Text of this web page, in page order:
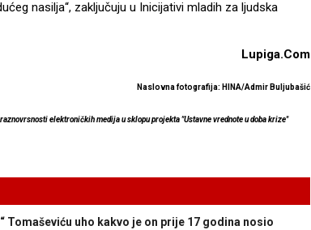
nasilja“, zaključuju u Inicijativi mladih za ljudska
Lupiga.Com
Naslovna fotografija: HINA/Admir Buljubašić
elektroničkih medija u sklopu projekta "Ustavne vrednote u doba krize"
Tomaševiću uho kakvo je on prije 17 godina nosio